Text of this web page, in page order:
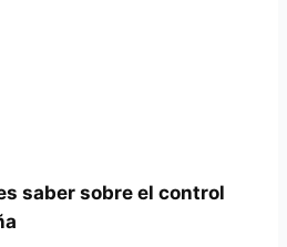
saber sobre el control